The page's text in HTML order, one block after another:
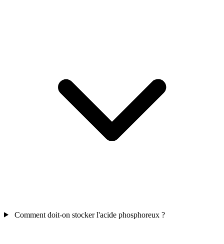
Comment doit-on stocker l'acide phosphoreux ?